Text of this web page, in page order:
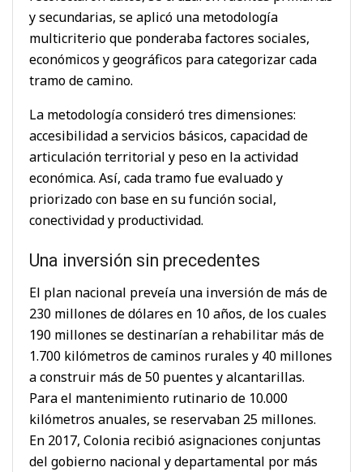
y secundarias, se aplicó una metodología
multicriterio que ponderaba factores sociales,
económicos y geográficos para categorizar cada
tramo de camino.
La metodología consideró tres dimensiones:
accesibilidad a servicios básicos, capacidad de
articulación territorial y peso en la actividad
económica. Así, cada tramo fue evaluado y
priorizado con base en su función social,
conectividad y productividad.
Una inversión sin precedentes
El plan nacional preveía una inversión de más de
230 millones de dólares en 10 años, de los cuales
190 millones se destinarían a rehabilitar más de
1.700 kilómetros de caminos rurales y 40 millones
a construir más de 50 puentes y alcantarillas.
Para el mantenimiento rutinario de 10.000
kilómetros anuales, se reservaban 25 millones.
En 2017, Colonia recibió asignaciones conjuntas
del gobierno nacional y departamental por más